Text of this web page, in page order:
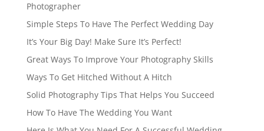
Photographer
Simple Steps To Have The Perfect Wedding Day
It’s Your Big Day! Make Sure It’s Perfect!
Great Ways To Improve Your Photography Skills
Ways To Get Hitched Without A Hitch
Solid Photography Tips That Helps You Succeed
How To Have The Wedding You Want